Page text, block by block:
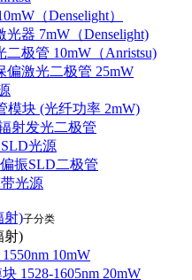
（Denselight）
光器 7mW（Denselight)
二极管 10mW（Anristsu)
偏激光二极管 25mW
模块 (光纤功率 2mW)
射发光二极管
光源
振SLD二极管
带光源
射)子分类
射)
10mW
1528-1605nm 20mW